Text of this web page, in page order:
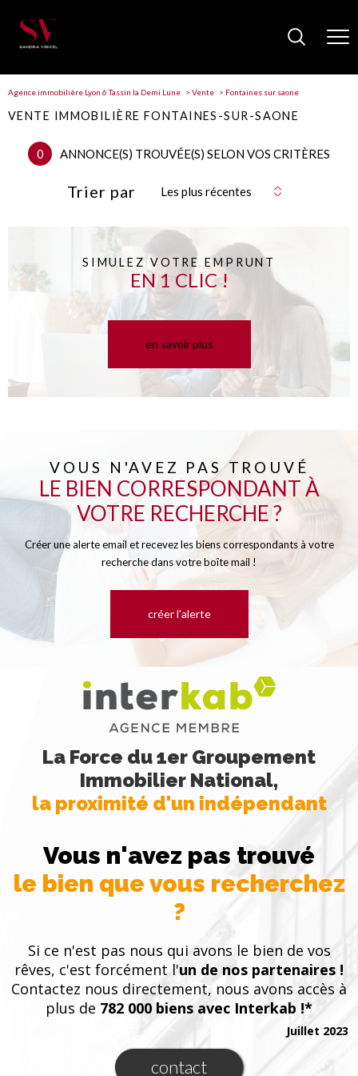
Agence immobilière Lyon 6 Tassin la Demi Lune Vente Fontaines sur saone
VENTE IMMOBILIÈRE FONTAINES-SUR-SAONE
0 ANNONCE(S) TROUVÉE(S) SELON VOS CRITÈRES
Trier par Les plus récentes
SIMULEZ VOTRE EMPRUNT
EN 1 CLIC !
en savoir plus
VOUS N'AVEZ PAS TROUVÉ
LE BIEN CORRESPONDANT À
VOTRE RECHERCHE ?
Créer une alerte email et recevez les biens correspondants à votre
recherche dans votre boîte mail !
créer l'alerte
La Force du 1er Groupement
Immobilier National,
la proximité d'un indépendant
Vous n'avez pas trouvé
le bien que vous recherchez
?
Si ce n'est pas nous qui avons le bien de vos
rêves, c'est forcément l'un de nos partenaires !
Contactez nous directement, nous avons accès à
plus de 782 000 biens avec Interkab !*
contact
Juillet 2023